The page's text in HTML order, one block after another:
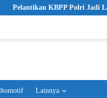
KBPP Polri Jadi Langkah
Lainnya